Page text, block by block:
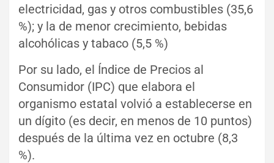
electricidad, gas y otros combustibles (35,6
%); y la de menor crecimiento, bebidas
alcohólicas y tabaco (5,5 %)
Por su lado, el Índice de Precios al
Consumidor (IPC) que elabora el
organismo estatal volvió a establecerse en
un dígito (es decir, en menos de 10 puntos)
después de la última vez en octubre (8,3
%).